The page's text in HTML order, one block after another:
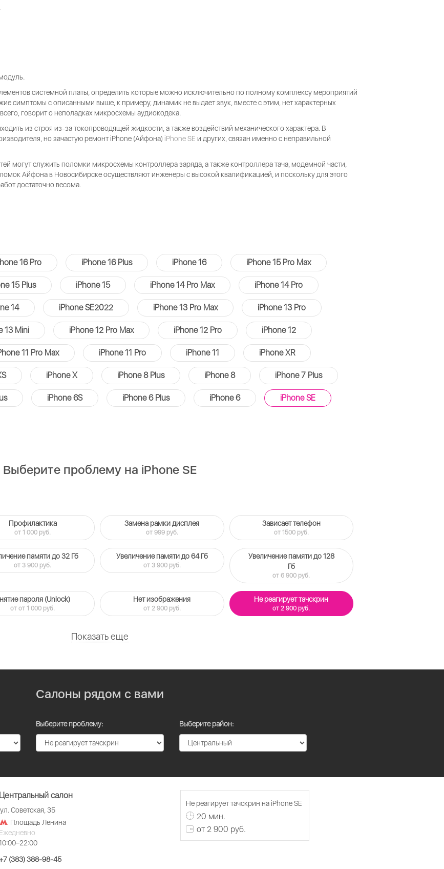
системной платы, определить которые можно исключительно по полному комплексу мероприятий
симптомы с описанными выше, к примеру, динамик не выдает звук, вместе с этим, нет характерных
говорит о неполадках микросхемы аудиокодека.
из строя из-за токопроводящей жидкости, а также воздействий механического характера. В
но зачастую ремонт iPhone (Айфона) iPhone SE и других, связан именно с неправильной
могут служить поломки микросхемы контроллера заряда, а также контроллера тача, модемной части,
Айфона в Новосибирске осуществляют инженеры с высокой квалификацией, и поскольку для этого
достаточно весома.
16 Pro iPhone 16 Plus iPhone 16 iPhone 15 Pro Max
15 Plus iPhone 15 iPhone 14 Pro Max iPhone 14 Pro
14 iPhone SE2022 iPhone 13 Pro Max iPhone 13 Pro
13 Mini iPhone 12 Pro Max iPhone 12 Pro iPhone 12
11 Pro Max iPhone 11 Pro iPhone 11 iPhone XR
iPhone X iPhone 8 Plus iPhone 8 iPhone 7 Plus
iPhone 6S iPhone 6 Plus iPhone 6 iPhone SE
Выберите проблему на iPhone SE
Профилактика
от 1 000 руб.
Замена рамки дисплея
от 999 руб.
Зависает телефон
от 1500 руб.
памяти до 32 Гб
от 3 900 руб.
Увеличение памяти до 64 Гб
от 3 900 руб.
Увеличение памяти до 128
Гб
от 6 900 руб.
пароля (Unlock)
от от 1 000 руб.
Нет изображения
от 2 900 руб.
Не реагирует тачскрин
от 2 900 руб.
Показать еще
Салоны рядом с вами
Выберите проблему: Выберите район:
Центральный салон
ул. Советская, 35
Площадь Ленина
Ежедневно
(383) 388-98-45
Не реагирует тачскрин на iPhone SE
20 мин.
от 2 900 руб.